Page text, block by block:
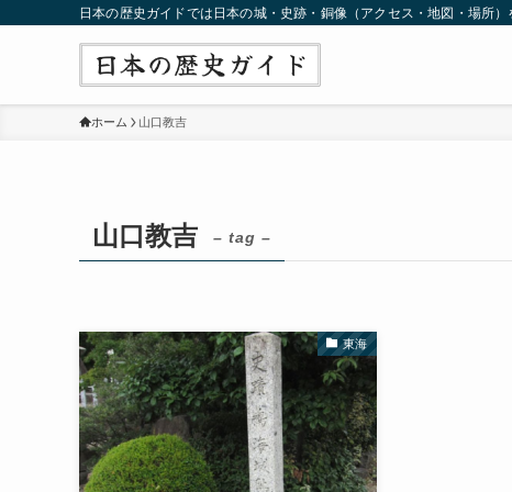
日本の歴史ガイドでは日本の城・史跡・銅像（アクセス・地図・場所
ホーム 山口教吉
山口教吉 – tag –
東海